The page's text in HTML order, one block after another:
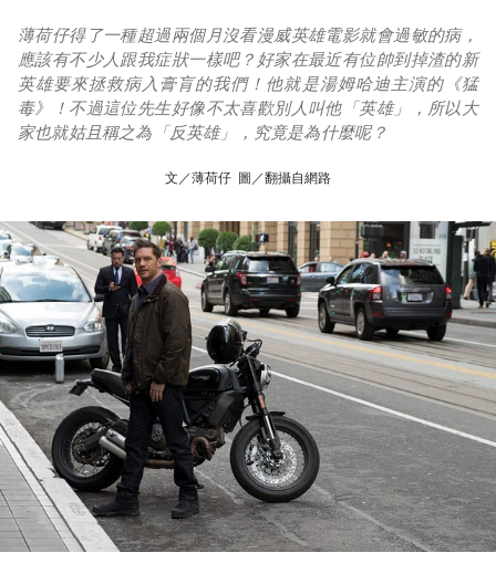
薄荷仔得了一種超過兩個月沒看漫威英雄電影就會過敏的病，
應該有不少人跟我症狀一樣吧？好家在最近有位帥到掉渣的新
英雄要來拯救病入膏肓的我們！他就是湯姆哈迪主演的《猛
毒》！不過這位先生好像不太喜歡別人叫他「英雄」，所以大
家也就姑且稱之為「反英雄」，究竟是為什麼呢？
文／薄荷仔 圖／翻攝自網路